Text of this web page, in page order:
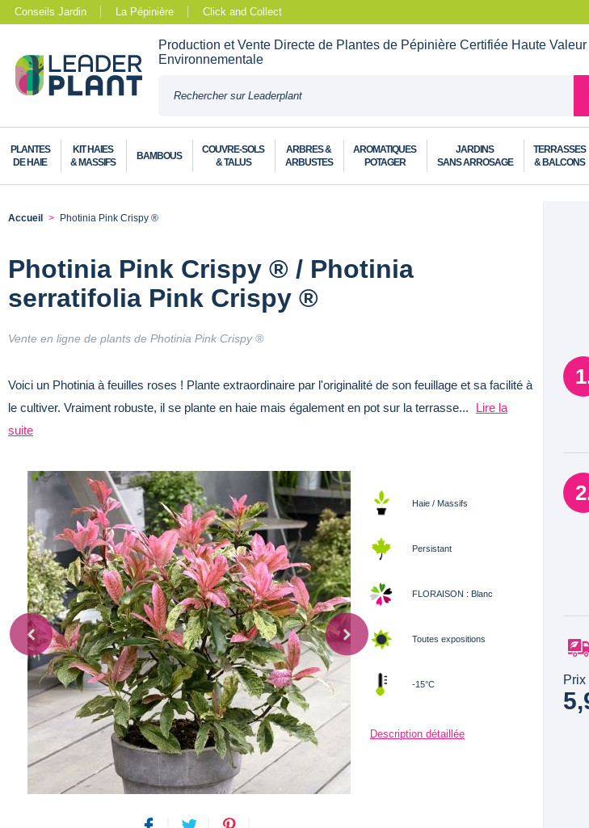
Conseils Jardin La Pépinière Click and Collect
Production et Vente Directe de Plantes de Pépinière Certifiée Haute Valeur
Environnementale
PLANTES
DE HAIE
KIT HAIES
& MASSIFS
BAMBOUS
COUVRE-SOLS
& TALUS
ARBRES &
ARBUSTES
AROMATIQUES
POTAGER
JARDINS
SANS ARROSAGE
TERRASSES
& BALCONS
Accueil Photinia Pink Crispy ®
Photinia Pink Crispy ® / Photinia
serratifolia Pink Crispy ®
Vente en ligne de plants de Photinia Pink Crispy ®
Voici un Photinia à feuilles roses ! Plante extraordinaire par l'originalité de son feuillage et sa facilité à
le cultiver. Vraiment robuste, il se plante en haie mais également en pot sur la terrasse...
Lire la
suite
Haie / Massifs
Persistant
FLORAISON : Blanc
Toutes expositions
-15°C
Description détaillée